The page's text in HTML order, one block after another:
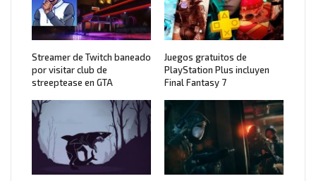
Streamer de Twitch baneado
por visitar club de
streeptease en GTA
Juegos gratuitos de
PlayStation Plus incluyen
Final Fantasy 7